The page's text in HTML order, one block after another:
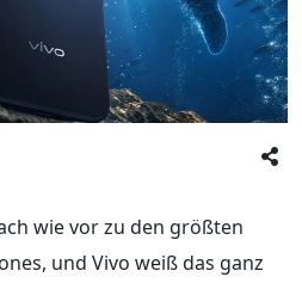
wie vor zu den größten
und Vivo weiß das ganz